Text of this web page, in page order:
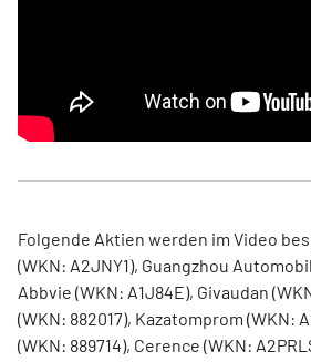
Folgende Aktien werden im Video
(WKN: A2JNY1), Guangzhou
Abbvie (WKN: A1J84E), Givaudan
(WKN: 882017), Kazatomprom (WKN:
(WKN: 889714), Cerence (WKN: